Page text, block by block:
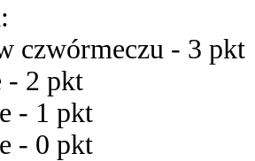
czwórmeczu - 3 pkt
- 2 pkt
- 1 pkt
- 0 pkt